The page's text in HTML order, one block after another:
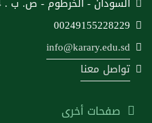
00249155228229
info@karary.edu.sd
تواصل معنا
صفحات أخرى